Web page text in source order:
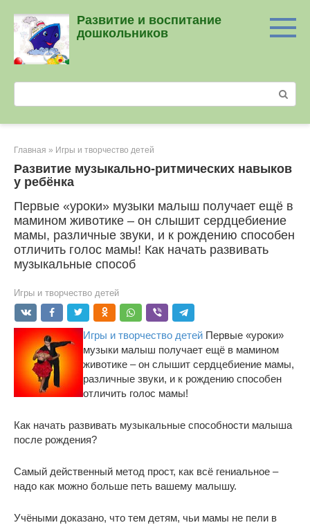
контенту
Развитие и воспитание
дошкольников
Главная » Игры и творчество детей
Развитие музыкально-ритмических навыков
у ребёнка
Первые «уроки» музыки малыш получает ещё в
мамином животике – он слышит сердцебиение
мамы, различные звуки, и к рождению способен
отличить голос мамы! Как начать развивать
музыкальные способ
Игры и творчество детей
Игры и творчество детей Первые «уроки»
музыки малыш получает ещё в мамином
животике – он слышит сердцебиение мамы,
различные звуки, и к рождению способен
отличить голос мамы!
Как начать развивать музыкальные способности малыша
после рождения?
Самый действенный метод прост, как всё гениальное –
надо как можно больше петь вашему малышу.
Учёными доказано, что тем детям, чьи мамы не пели в